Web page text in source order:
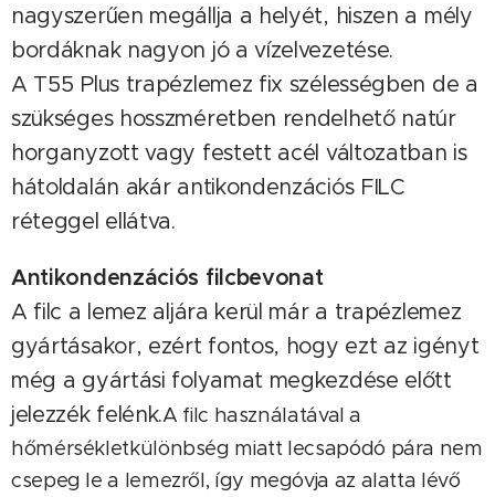
nagyszerűen megállja a helyét, hiszen a mély
bordáknak nagyon jó a vízelvezetése.
A T55 Plus trapézlemez fix szélességben de a
szükséges hosszméretben rendelhető natúr
horganyzott vagy festett acél változatban is
hátoldalán akár antikondenzációs FILC
réteggel ellátva.
Antikondenzációs filcbevonat
A filc a lemez aljára kerül már a trapézlemez
gyártásakor, ezért fontos, hogy ezt az igényt
még a gyártási folyamat megkezdése előtt
jelezzék felénk.A filc használatával a
hőmérsékletkülönbség miatt lecsapódó pára nem
csepeg le a lemezről, így megóvja az alatta lévő